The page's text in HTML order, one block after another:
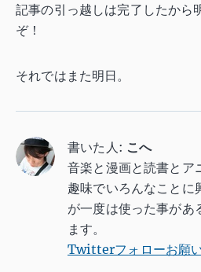
記事の引っ越しは完了したから
ぞ！
それではまた明日。
書いた人: こへ
音楽と漫画と読書とア
趣味でいろんなことに
が一度は使った事が
ます。
Twitterフォローお願い